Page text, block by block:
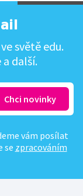
světě edu.
další.
vám posílat
se zpracováním